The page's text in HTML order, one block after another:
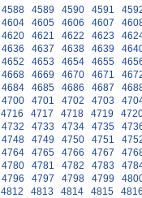
4588 4589 4590 4591
4604 4605 4606 4607
4620 4621 4622 4623
4636 4637 4638 4639
4652 4653 4654 4655
4668 4669 4670 4671
4684 4685 4686 4687
4700 4701 4702 4703
4716 4717 4718 4719
4732 4733 4734 4735
4748 4749 4750 4751
4764 4765 4766 4767
4780 4781 4782 4783
4796 4797 4798 4799
4812 4813 4814 4815